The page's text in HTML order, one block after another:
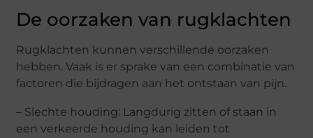
De oorzaken van rugklachten
Rugklachten kunnen verschillende oorzaken
hebben. Vaak is er sprake van een combinatie van
factoren die bijdragen aan het ontstaan van pijn.
– Slechte houding: Langdurig zitten of staan in
een verkeerde houding kan leiden tot